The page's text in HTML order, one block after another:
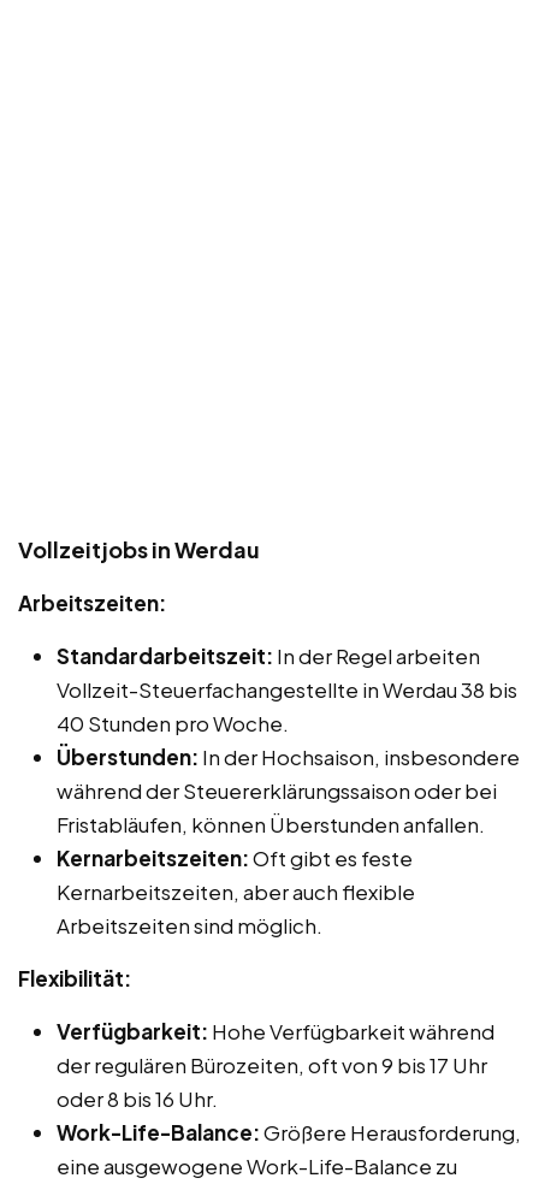
Vollzeitjobs in Werdau
Arbeitszeiten:
Standardarbeitszeit: In der Regel arbeiten
Vollzeit-Steuerfachangestellte in Werdau 38 bis
40 Stunden pro Woche.
Überstunden: In der Hochsaison, insbesondere
während der Steuererklärungssaison oder bei
Fristabläufen, können Überstunden anfallen.
Kernarbeitszeiten:Oft gibt es feste
Kernarbeitszeiten, aber auch flexible
Arbeitszeiten sind möglich.
Flexibilität:
Verfügbarkeit: Hohe Verfügbarkeit während
der regulären Bürozeiten, oft von 9 bis 17 Uhr
oder 8 bis 16 Uhr.
Work-Life-Balance:Größere Herausforderung,
eine ausgewogene Work-Life-Balance zu